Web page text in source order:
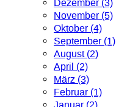
Dezember (3)
November (5)
Oktober (4)
September (1)
August (2)
April (2)
März (3)
Februar (1)